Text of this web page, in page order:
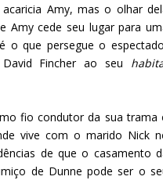
Amy, mas o olhar
Amy cede seu lugar para
o que persegue o
Fincher ao seu
fio condutor da sua trama
vive com o marido Nick
de que o casamento
de Dunne pode ser o